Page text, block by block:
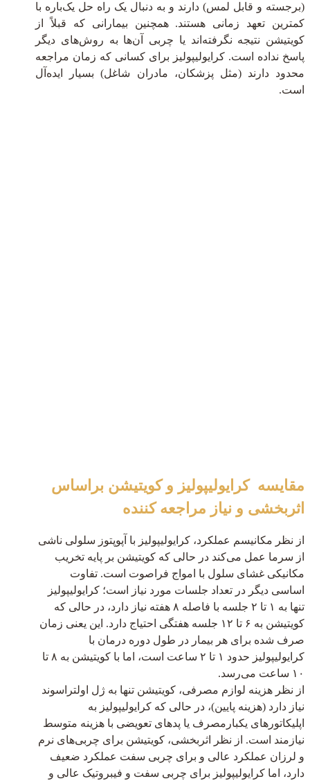
(برجسته و قابل لمس) دارند و به دنبال یک راه حل یک‌باره با
کمترین تعهد زمانی هستند. همچنین بیمارانی که قبلاً از
کویتیشن نتیجه نگرفته‌اند یا چربی آن‌ها به روش‌های دیگر
پاسخ نداده است. کرایولیپولیز برای کسانی که زمان مراجعه
محدود دارند (مثل پزشکان، مادران شاغل) بسیار ایده‌آل
است.
مقایسه کرایولیپولیز و کویتیشن براساس
اثربخشی و نیاز مراجعه کننده
از نظر مکانیسم عملکرد، کرایولیپولیز با آپوپتوز سلولی ناشی
از سرما عمل می‌کند در حالی که کویتیشن بر پایه تخریب
مکانیکی غشای سلول با امواج فراصوت است. تفاوت
اساسی دیگر در تعداد جلسات مورد نیاز است؛ کرایولیپولیز
تنها به ۱ تا ۲ جلسه با فاصله ۸ هفته نیاز دارد، در حالی که
کویتیشن به ۶ تا ۱۲ جلسه هفتگی احتیاج دارد. این یعنی زمان
صرف شده برای هر بیمار در طول دوره درمان با
کرایولیپولیز حدود ۱ تا ۲ ساعت است، اما با کویتیشن به ۸ تا
۱۰ ساعت می‌رسد.
از نظر هزینه لوازم مصرفی، کویتیشن تنها به ژل اولتراسوند
نیاز دارد (هزینه پایین)، در حالی که کرایولیپولیز به
اپلیکاتورهای یکبارمصرف یا پدهای تعویضی با هزینه متوسط
نیازمند است. از نظر اثربخشی، کویتیشن برای چربی‌های نرم
و لرزان عملکرد عالی و برای چربی سفت عملکرد ضعیف
دارد، اما کرایولیپولیز برای چربی سفت و فیبروتیک عالی و